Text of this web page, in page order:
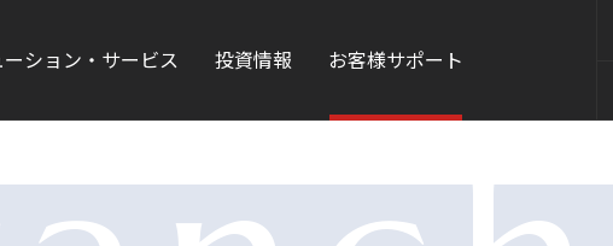
ーション・サービス 投資情報 お客様サポート